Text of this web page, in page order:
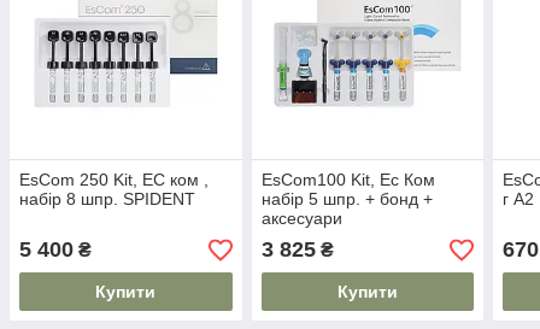
EsCom 250 Kit, ЕС ком ,
набір 8 шпр. SPIDENT
5 400 ₴
Купити
EsCom100 Kit, Ес Ком
набір 5 шпр. + бонд +
аксесуари
3 825₴
Купити
г A2
670